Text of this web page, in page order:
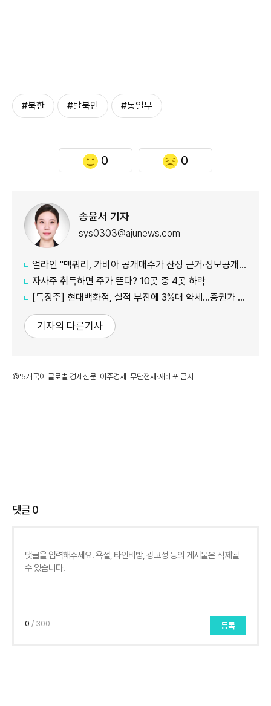
#북한 #탈북민 #통일부
0 0
송윤서 기자
sys0303@ajunews.com
얼라인 "맥쿼리, 가비아 공개매수가 산정 근거·정보공개 더 밝혀야"
자사주 취득하면 주가 뜬다? 10곳 중 4곳 하락
[특징주] 현대백화점, 실적 부진에 3%대 약세…증권가 목표가 줄하향
기자의 다른기사
©'5개국어 글로벌 경제신문' 아주경제. 무단전재·재배포 금지
댓글0
0 / 300 등록